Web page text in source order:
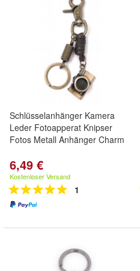
Schlüsselanhänger Kamera
Leder Fotoapperat Knipser
Fotos Metall Anhänger Charm
6,49 €
Kostenloser Versand
1